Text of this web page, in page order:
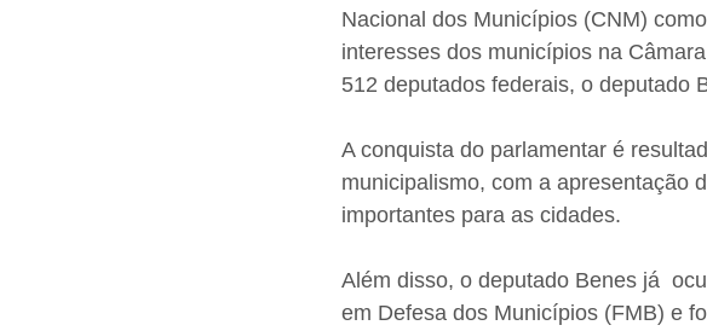
Nacional dos Municípios (CNM)
interesses dos municípios na
512 deputados federais, o deputado
A conquista do parlamentar é
municipalismo, com a apresentação
importantes para as cidades.
Além disso, o deputado Benes já
em Defesa dos Municípios (FMB) e